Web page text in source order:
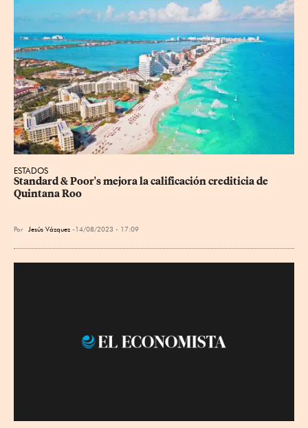
ESTADOS
Standard & Poor's mejora la calificación crediticia de
Quintana Roo
Por Jesús Vázquez 14/08/2023 - 17:09